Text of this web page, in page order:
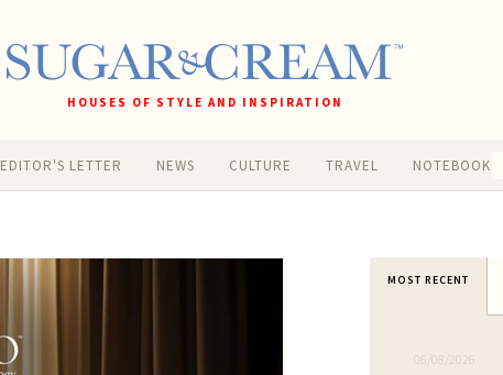
HOUSES OF STYLE AND INSPIRATION
EDITOR'S LETTER NEWS CULTURE TRAVEL NOTEBOOK
MOST RECENT
06/08/2026